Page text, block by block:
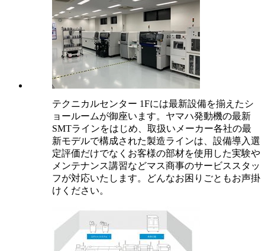
テクニカルセンター 1Fには最新設備を揃えたシ
ョールームが御座います。ヤマハ発動機の最新
SMTラインをはじめ、取扱いメーカー各社の最
新モデルで構成された製造ラインは、設備導入選
定評価だけでなくお客様の部材を使用した実験や
メンテナンス講習などマス商事のサービススタッ
フが対応いたします。どんなお困りごともお声掛
けください。